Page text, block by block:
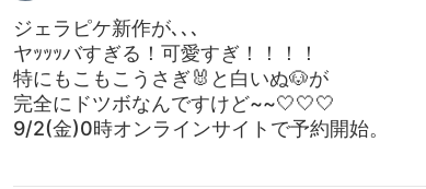
ジェラピケ新作が､､､
ヤｯｯｯバすぎる！可愛すぎ！！！！
特にもこもこうさぎ🐰と白いぬ🐶が
完全にドツボなんですけど~~🤍🤍🤍
9/2(金)0時オンラインサイトで予約開始。